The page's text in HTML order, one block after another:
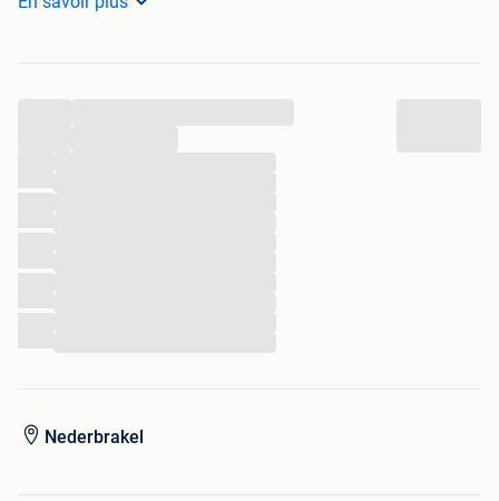
waarin hij alle wedstrijden waarin hij startte wist te winnen
Nederbrakel